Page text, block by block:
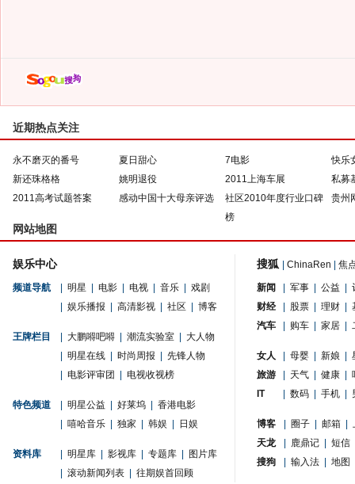
近期热点关注
永不磨灭的番号 夏日甜心 7电影
快乐
新还珠格格
姚明退役 2011上海车展
私募
2011高考试题答案
感动中国十大母亲评选
社区2010年度行业口碑
榜
贵州
网站地图
娱乐中心
频道导航 明星 电影 电视 音乐
戏剧
娱乐播报 高清影视 社区 博客
王牌栏目 大鹏嘚吧嘚 潮流实验室
大人物
明星在线 时尚周报
先锋人物
电影评审团 电视收视榜
特色频道 明星公益 好莱坞
香港电影
嘻哈音乐 独家 韩娱 日娱
资料库 明星库 影视库 专题库
图片库
滚动新闻列表 往期娱首回顾
搜狐 ChinaRen 焦
新闻 军事 公益
财经
股票 理财
汽车
购车 家居
女人 母婴 新娘
旅游
天气 健康
IT
数码 手机
博客 圈子 邮箱
天龙
鹿鼎记
短信
搜狗
输入法 地图